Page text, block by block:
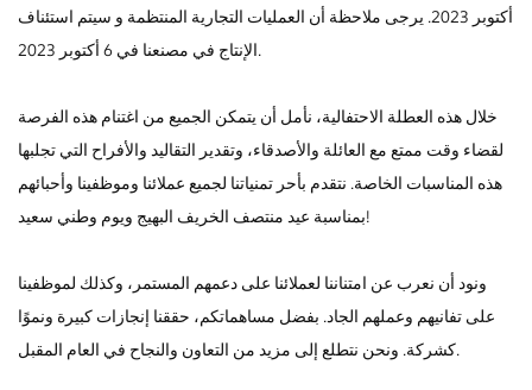
أكتوبر 2023. يرجى ملاحظة أن العمليات التجارية المنتظمة و سيتم استئناف
الإنتاج في مصنعنا في 6 أكتوبر 2023.
خلال هذه العطلة الاحتفالية، نأمل أن يتمكن الجميع من اغتنام هذه الفرصة
لقضاء وقت ممتع مع العائلة والأصدقاء، وتقدير التقاليد والأفراح التي تجلبها
هذه المناسبات الخاصة. نتقدم بأحر تمنياتنا لجميع عملائنا وموظفينا وأحبائهم
بمناسبة عيد منتصف الخريف البهيج ويوم وطني سعيد!
ونود أن نعرب عن امتناننا لعملائنا على دعمهم المستمر، وكذلك لموظفينا
على تفانيهم وعملهم الجاد. بفضل مساهماتكم، حققنا إنجازات كبيرة ونموًا
كشركة. ونحن نتطلع إلى مزيد من التعاون والنجاح في العام المقبل.